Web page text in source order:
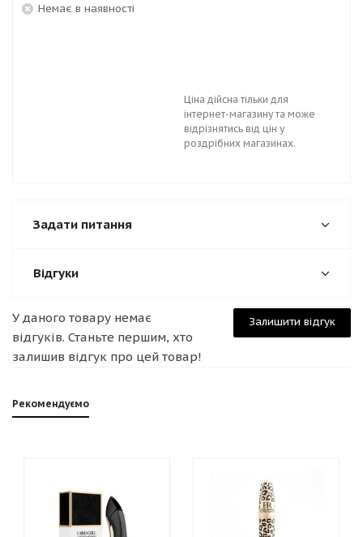
Немає в наявності
Ціна дійсна тільки для
інтернет-магазину та може
відрізнятись від цін у
роздрібних магазинах.
Задати питання
Відгуки
Залишити відгук
У даного товару немає
відгуків. Станьте першим, хто
залишив відгук про цей товар!
Рекомендуємо